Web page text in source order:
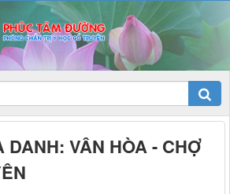
DANH: VÂN HÒA - CHỢ